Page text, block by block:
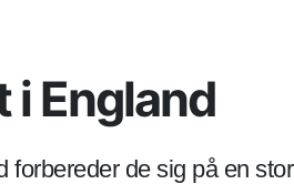
England
de sig på en stor